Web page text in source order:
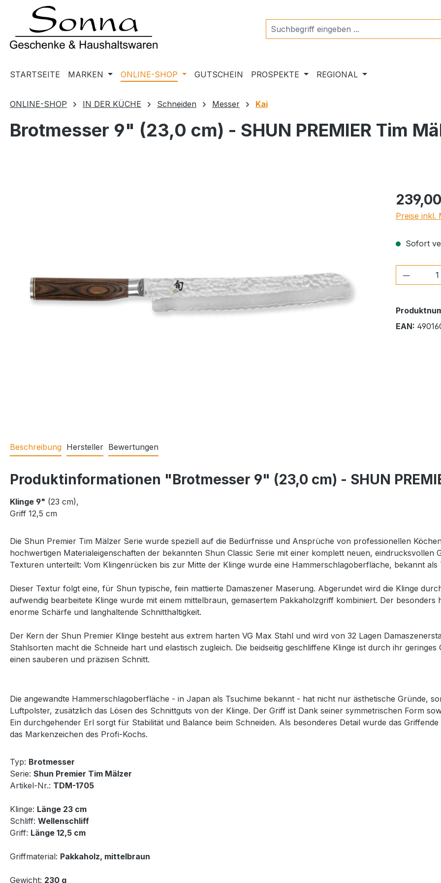
Hauptinhalt springen
Zur Suche springen
Zur Hauptnavigation springen
STARTSEITE MARKEN ONLINE-SHOP GUTSCHEIN PROSPEKTE REGIONAL
ONLINE-SHOP IN DER KÜCHE Schneiden Messer Kai
Brotmesser 9" (23,0 cm) - SHUN PREMIER Tim
Regulärer
Preise inkl.
Sofort
EAN:
Beschreibung Hersteller Bewertungen
Produktinformationen "Brotmesser 9" (23,0 cm) - SHUN
Klinge 9" (23 cm),
Griff 12,5 cm
Die Shun Premier Tim Mälzer Serie wurde speziell auf die Bedürfnisse und Ansprüche von professionellen
hochwertigen Materialeigenschaften der bekannten Shun Classic Serie mit einer komplett neuen, eindrucksvollen
Texturen unterteilt: Vom Klingenrücken bis zur Mitte der Klinge wurde eine Hammerschlagoberfläche, bekannt als
Dieser Textur folgt eine, für Shun typische, fein mattierte Damaszener Maserung. Abgerundet wird die Klinge
aufwendig bearbeitete Klinge wurde mit einem mittelbraun, gemasertem Pakkaholzgriff kombiniert. Der
enorme Schärfe und langhaltende Schnitthaltigkeit.
Der Kern der Shun Premier Klinge besteht aus extrem harten VG Max Stahl und wird von 32 Lagen
Stahlsorten macht die Schneide hart und elastisch zugleich. Die beidseitig geschliffene Klinge ist durch ihr
einen sauberen und präzisen Schnitt.
Die angewandte Hammerschlagoberfläche - in Japan als Tsuchime bekannt - hat nicht nur ästhetische Gründe,
Luftpolster, zusätzlich das Lösen des Schnittguts von der Klinge. Der Griff ist Dank seiner symmetrischen Form
Ein durchgehender Erl sorgt für Stabilität und Balance beim Schneiden. Als besonderes Detail wurde das
das Markenzeichen des Profi-Kochs.
Typ: Brotmesser
Serie: Shun Premier Tim Mälzer
Artikel-Nr.: TDM-1705
Klinge: Länge 23 cm
Schliff: Wellenschliff
Griff: Länge 12,5 cm
Griffmaterial: Pakkaholz, mittelbraun
Gewicht: 230 g